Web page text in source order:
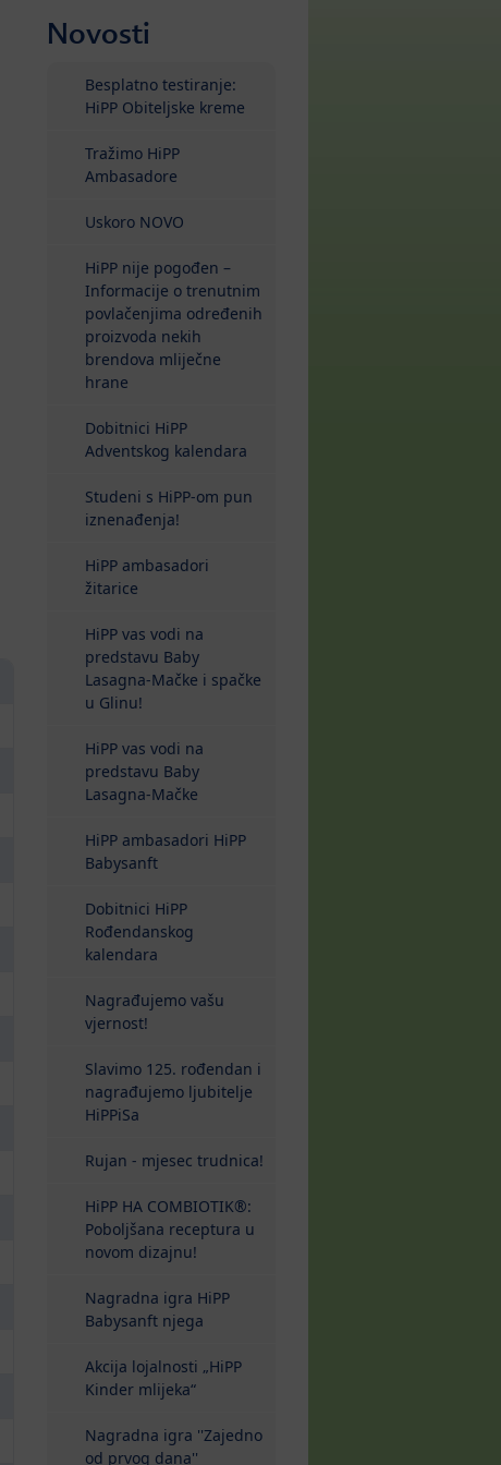
Novosti
Besplatno testiranje:
HiPP Obiteljske kreme
Tražimo HiPP
Ambasadore
Uskoro NOVO
HiPP nije pogođen –
Informacije o trenutnim
povlačenjima određenih
proizvoda nekih
brendova mliječne
hrane
Dobitnici HiPP
Adventskog kalendara
Studeni s HiPP-om pun
iznenađenja!
HiPP ambasadori
žitarice
HiPP vas vodi na
predstavu Baby
Lasagna-Mačke i spačke
u Glinu!
HiPP vas vodi na
predstavu Baby
Lasagna-Mačke
HiPP ambasadori HiPP
Babysanft
Dobitnici HiPP
Rođendanskog
kalendara
Nagrađujemo vašu
vjernost!
Slavimo 125. rođendan i
nagrađujemo ljubitelje
HiPPiSa
Rujan - mjesec trudnica!
HiPP HA COMBIOTIK®:
Poboljšana receptura u
novom dizajnu!
Nagradna igra HiPP
Babysanft njega
Akcija lojalnosti „HiPP
Kinder mlijeka“
Nagradna igra ''Zajedno
od prvog dana''